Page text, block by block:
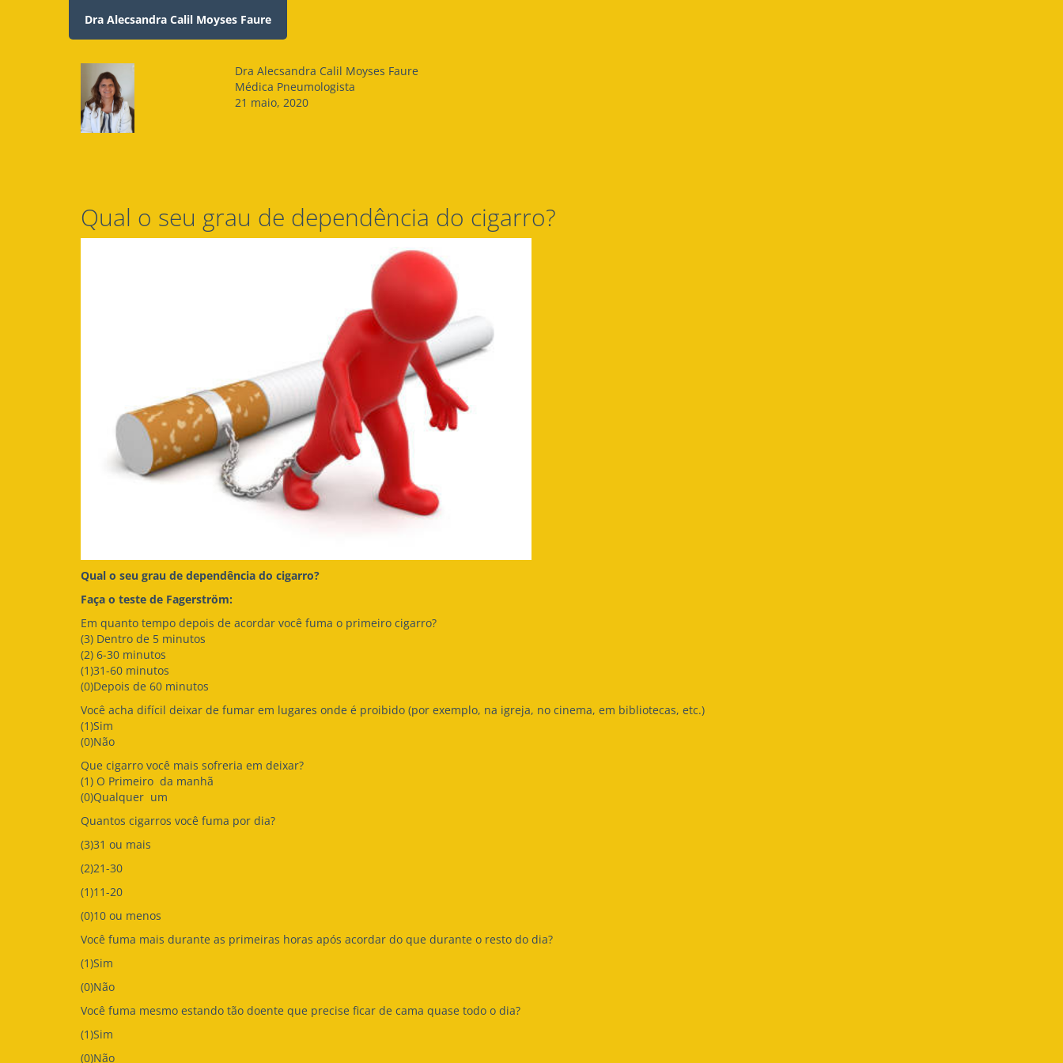
Dra Alecsandra Calil Moyses Faure
Dra Alecsandra Calil Moyses Faure
Médica Pneumologista
21 maio, 2020
Qual o seu grau de dependência do cigarro?
Qual o seu grau de dependência do cigarro?
Faça o teste de Fagerström:
Em quanto tempo depois de acordar você fuma o primeiro cigarro?
(3) Dentro de 5 minutos
(2) 6-30 minutos
(1)31-60 minutos
(0)Depois de 60 minutos
Você acha difícil deixar de fumar em lugares onde é proibido (por exemplo, na igreja, no cinema, em bibliotecas, etc.)
(1)Sim
(0)Não
Que cigarro você mais sofreria em deixar?
(1) O Primeiro da manhã
(0)Qualquer um
Quantos cigarros você fuma por dia?
(3)31 ou mais
(2)21-30
(1)11-20
(0)10 ou menos
Você fuma mais durante as primeiras horas após acordar do que durante o resto do dia?
(1)Sim
(0)Não
Você fuma mesmo estando tão doente que precise ficar de cama quase todo o dia?
(1)Sim
(0)Não